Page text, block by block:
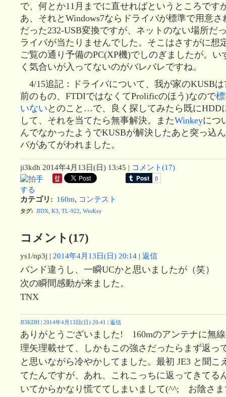
で、何とか11月までに直せればというところです
あ、それとWindows7ならドライバが標準で用意
だった232-USB変換ですが、ネットのない場所だ
ライバが当たりませんでした。そこはさすがに想
ご覧の通り予備のPC(XP機)でしのぎましたが。い
く気合いが入ってないのがバレバレですね。
4/15追記：ドライバについて、我が家のKUSBは
前のもの、FTDIではなくてProlificのほう)なので
いない とのこと…で、良く探してみたら既にHDD
して、それを当てたら無事解決。またWinkeyにつ
んでなかったようでKUSBが解決したあと突っ込
バがあてがわれました。
ji3kdh 2014年4月13日(日) 13:45 | コメント(17)
カテゴリ : 160m, コンテスト
タグ: JIDX, K3 TL-922 WinKey
コメント(17)
ys1/np3j | 2014年4月13日(日) 20:14 | 返信
バンド違うし、一瞬UCかと思いましたが（笑）
次の瞬間感動が来ました。
TNX
JI3KDH | 2014年4月13日(日) 20:41 | 返信
ありがとうございました! 160mのアンテナに無
理矢理載せて、しかもこの強さだったらまず返
と思いながら冷やかしてました。最初 JE3 と聞こ
てたんですが、あれ、これこっちに返ってきてる
いてからかなり慌ててしまいまして(^^; お陰さ